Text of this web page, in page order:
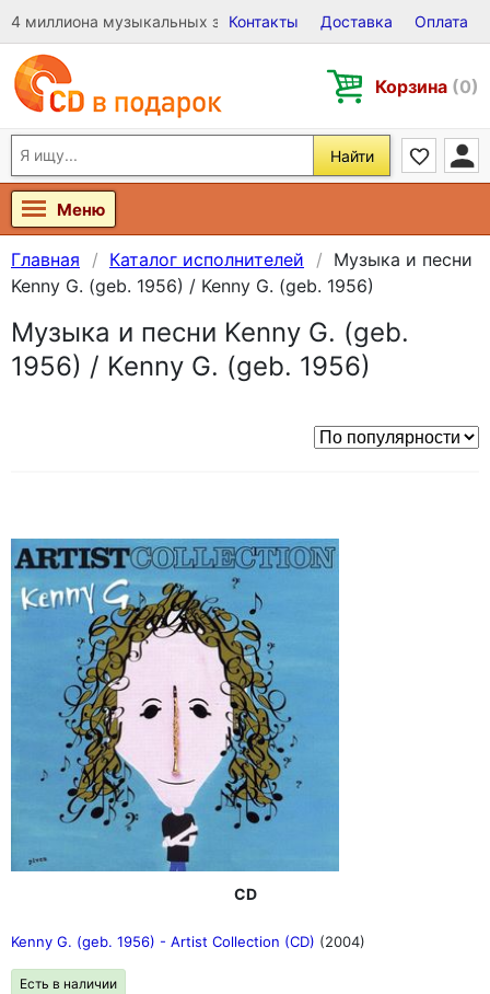
4 миллиона музыкальных записей на Виниле, CD и DVD
Контакты Доставка Оплата
Корзина (0)
Найти
Меню
Главная Каталог исполнителей
Музыка и песни
Kenny G. (geb. 1956) / Kenny G. (geb. 1956)
Музыка и песни Kenny G. (geb.
1956) / Kenny G. (geb. 1956)
CD
Kenny G. (geb. 1956) - Artist Collection (CD) (2004)
Есть в наличии